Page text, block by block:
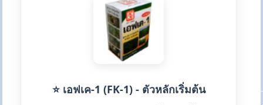
⭐ เอฟเค-1 (FK-1) - ตัวหลักเริ่มต้น